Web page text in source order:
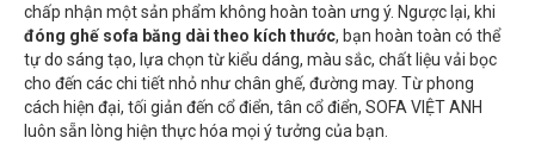
chấp nhận một sản phẩm không hoàn toàn ưng ý. Ngược lại, khi
đóng ghế sofa băng dài theo kích thước, bạn hoàn toàn có thể
tự do sáng tạo, lựa chọn từ kiểu dáng, màu sắc, chất liệu vải bọc
cho đến các chi tiết nhỏ như chân ghế, đường may. Từ phong
cách hiện đại, tối giản đến cổ điển, tân cổ điển, SOFA VIỆT ANH
luôn sẵn lòng hiện thực hóa mọi ý tưởng của bạn.